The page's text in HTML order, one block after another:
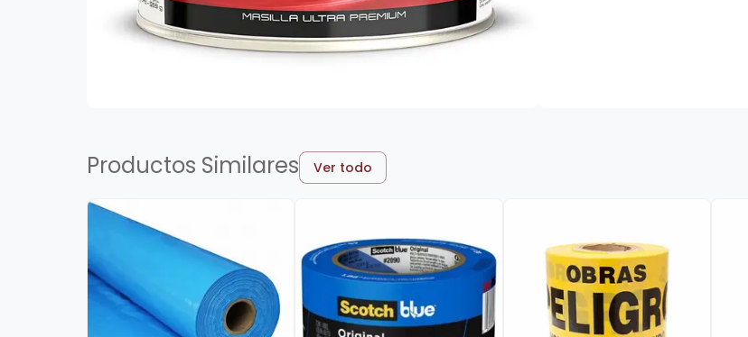
Productos Similares Ver todo